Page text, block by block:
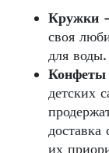
Кружки
своя
для воды.
Конфеты
детских
их